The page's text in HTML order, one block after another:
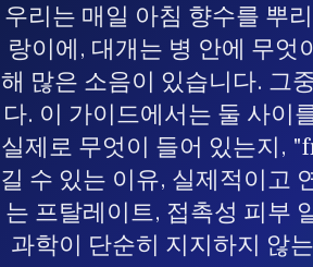
우리는 매일 아침 향수를 뿌
랑이에, 대개는 병 안에 무엇
해 많은 소음이 있습니다. 그
다. 이 가이드에서는 둘 사이
실제로 무엇이 들어 있는지,
길 수 있는 이유, 실제적이고
는 프탈레이트, 접촉성 피부
과학이 단순히 지지하지 않